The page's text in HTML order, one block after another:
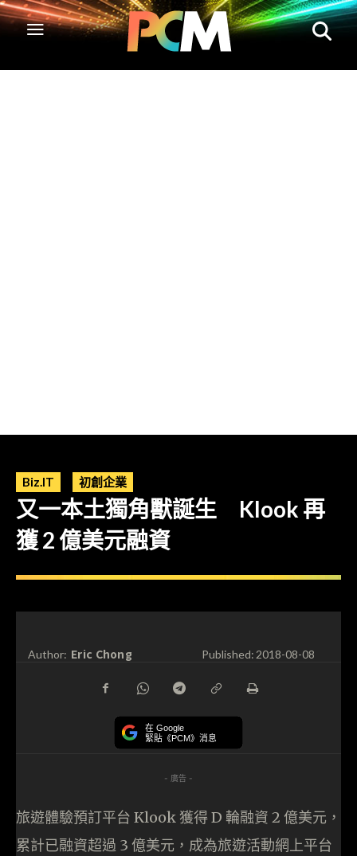
Biz.IT 初創企業
又一本土獨角獸誕生 Klook 再
獲 2 億美元融資
Author: Eric Chong Published:2018-08-08
在 Google
緊貼《PCM》消息
- 廣告 -
旅遊體驗預訂平台 Klook 獲得 D 輪融資 2 億美元，
累計已融資超過 3 億美元，成為旅遊活動網上平台